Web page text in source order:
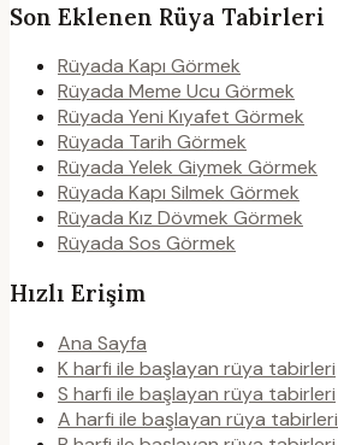
Son Eklenen Rüya Tabirleri
Rüyada Kapı Görmek
Rüyada Meme Ucu Görmek
Rüyada Yeni Kıyafet Görmek
Rüyada Tarih Görmek
Rüyada Yelek Giymek Görmek
Rüyada Kapı Silmek Görmek
Rüyada Kız Dövmek Görmek
Rüyada Sos Görmek
Hızlı Erişim
Ana Sayfa
K harfi ile başlayan rüya tabirleri
S harfi ile başlayan rüya tabirleri
A harfi ile başlayan rüya tabirleri